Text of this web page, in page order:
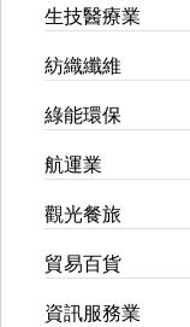
生技醫療業
紡織纖維
綠能環保
航運業
觀光餐旅
貿易百貨
資訊服務業